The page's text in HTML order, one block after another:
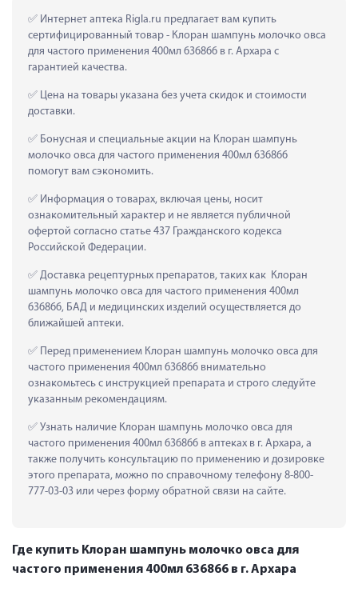
Интернет аптека Rigla.ru предлагает вам купить
сертифицированный товар - Клоран шампунь молочко овса
для частого применения 400мл 636866 в г. Архара с
гарантией качества.
Цена на товары указана без учета скидок и стоимости
доставки.
Бонусная и специальные акции на Клоран шампунь
молочко овса для частого применения 400мл 636866
помогут вам сэкономить.
Информация о товарах, включая цены, носит
ознакомительный характер и не является публичной
офертой согласно статье 437 Гражданского кодекса
Российской Федерации.
Доставка рецептурных препаратов, таких как  Клоран
шампунь молочко овса для частого применения 400мл
636866, БАД и медицинских изделий осуществляется до
ближайшей аптеки.
Перед применением Клоран шампунь молочко овса для
частого применения 400мл 636866 внимательно
ознакомьтесь с инструкцией препарата и строго следуйте
указанным рекомендациям.
Узнать наличие Клоран шампунь молочко овса для
частого применения 400мл 636866 в аптеках в г. Архара, а
также получить консультацию по применению и дозировке
этого препарата, можно по справочному телефону 8-800-
777-03-03 или через форму обратной связи на сайте.
Где купить Клоран шампунь молочко овса для
частого применения 400мл 636866 в г. Архара